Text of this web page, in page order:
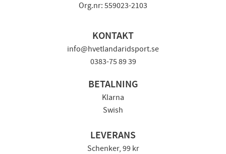
Org.nr: 559023-2103
KONTAKT
info@hvetlandaridsport.se
0383-75 89 39
BETALNING
Klarna
Swish
LEVERANS
Schenker, 99 kr